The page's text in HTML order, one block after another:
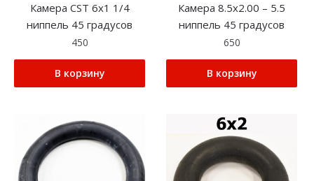
Камера CST 6х1 1/4
ниппель 45 градусов
450
В корзину
Камера 8.5х2.00 – 5.5
ниппель 45 градусов
650
В корзину